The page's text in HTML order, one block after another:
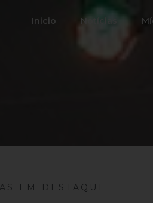
Inicio Notícias
EM DESTAQUE